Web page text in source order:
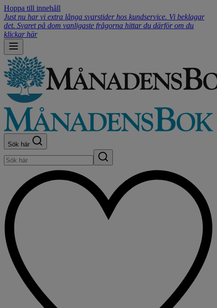
Hoppa till innehåll
Just nu har vi extra långa svarstider hos kundservice. Vi beklagar
det. Svaret på dom vanligaste frågorna hittar du därför om du
klickar här
Sök här